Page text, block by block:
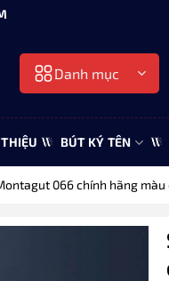
Danh mục
BÚT KÝ TÊN
066 chính hãng màu